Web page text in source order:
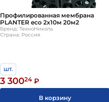
Профилированная мембрана
PLANTER eco 2х10м 20м2
Бренд: ТехноНиколь
Страна: Россия
шт.
3 30024 ₽
В корзину